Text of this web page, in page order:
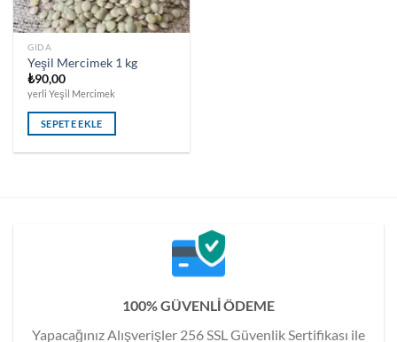
GIDA
Yeşil Mercimek 1 kg
₺90,00
yerli Yeşil Mercimek
SEPETE EKLE
100% GÜVENLİ ÖDEME
Yapacağınız Alışverişler 256 SSL Güvenlik Sertifikası ile